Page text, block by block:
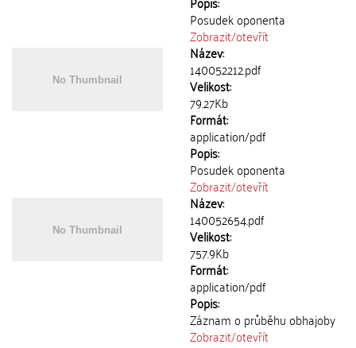
Posudek oponenta
Zobrazit/otevřít
Název:
140052212.pdf
Velikost:
79.27Kb
Formát:
application/pdf
Popis:
Posudek oponenta
Zobrazit/otevřít
Název:
140052654.pdf
Velikost:
757.9Kb
Formát:
application/pdf
Popis:
Záznam o průběhu obhajoby
Zobrazit/otevřít